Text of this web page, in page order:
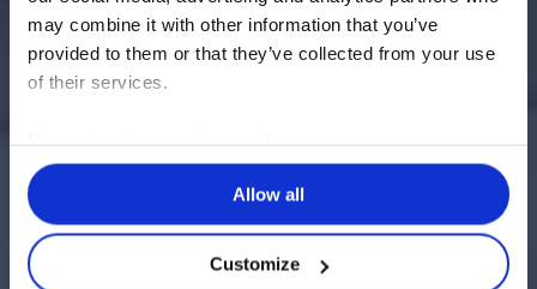
may combine it with other information that you’ve
provided to them or that they’ve collected from your use
of their services.
Allow all
Customize